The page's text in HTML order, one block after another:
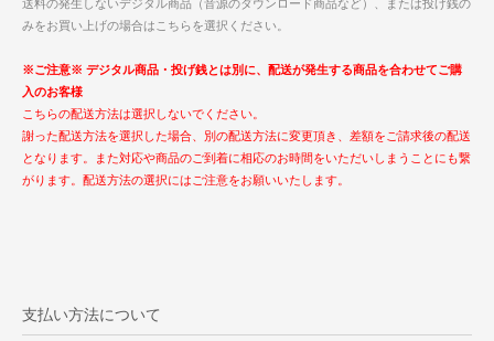
送料の発生しないデジタル商品（音源のダウンロード商品など）、または投げ銭の
みをお買い上げの場合はこちらを選択ください。
※ご注意※ デジタル商品・投げ銭とは別に、配送が発生する商品を合わせてご購
入のお客様
こちらの配送方法は選択しないでください。
謝った配送方法を選択した場合、別の配送方法に変更頂き、差額をご請求後の配送
となります。また対応や商品のご到着に相応のお時間をいただいしまうことにも繋
がります。配送方法の選択にはご注意をお願いいたします。
支払い方法について